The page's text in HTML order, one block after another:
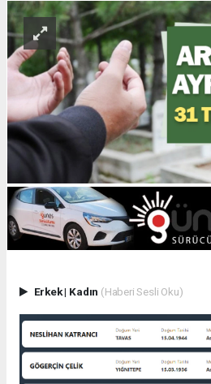
Erkek| Kadın (Haberi Sesli Oku)